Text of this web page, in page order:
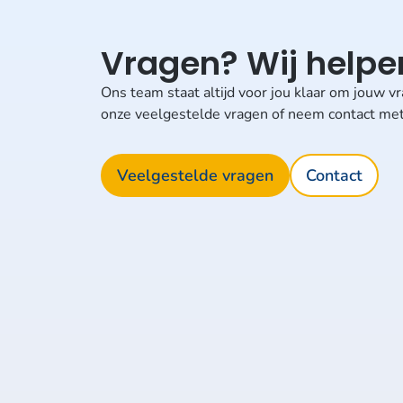
Vragen? Wij
Ons team staat altijd voor jou klaar om jouw
onze veelgestelde vragen of neem contact
Veelgestelde vragen Contact